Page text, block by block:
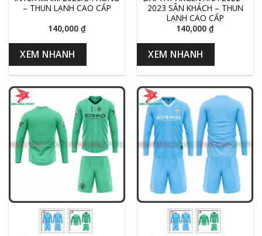
– THUN LẠNH CAO CẤP
140,000 ₫
XEM NHANH
2023 SÂN KHÁCH – THUN
LẠNH CAO CẤP
140,000 ₫
XEM NHANH